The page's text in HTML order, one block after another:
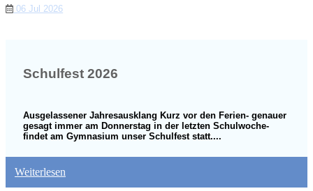
06 Jul 2026
Schulfest 2026
Ausgelassener Jahresausklang Kurz vor den Ferien- genauer
gesagt immer am Donnerstag in der letzten Schulwoche-
findet am Gymnasium unser Schulfest statt....
Weiterlesen